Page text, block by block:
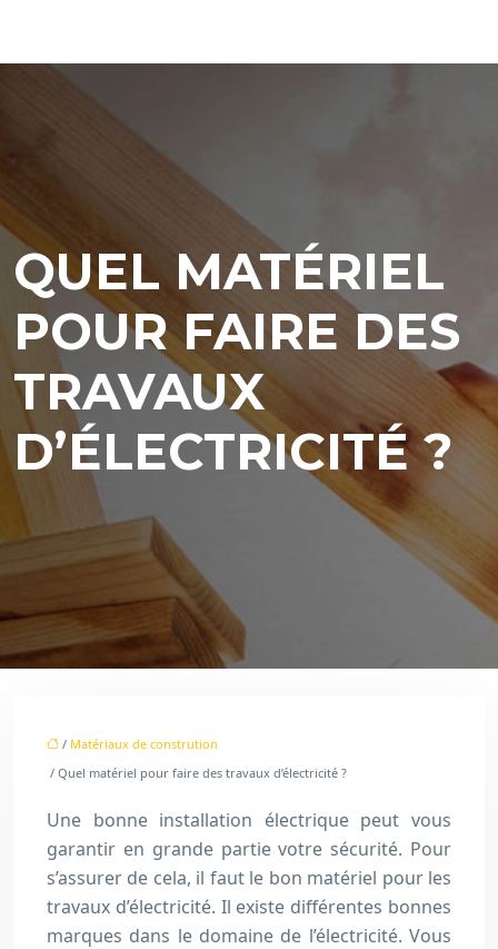
QUEL MATÉRIEL
POUR FAIRE DES
TRAVAUX
D’ÉLECTRICITÉ ?
/ Matériaux de constrution
/ Quel matériel pour faire des travaux d’électricité ?
Une bonne installation électrique peut vous
garantir en grande partie votre sécurité. Pour
s’assurer de cela, il faut le bon matériel pour les
travaux d’électricité. Il existe différentes bonnes
marques dans le domaine de l’électricité. Vous